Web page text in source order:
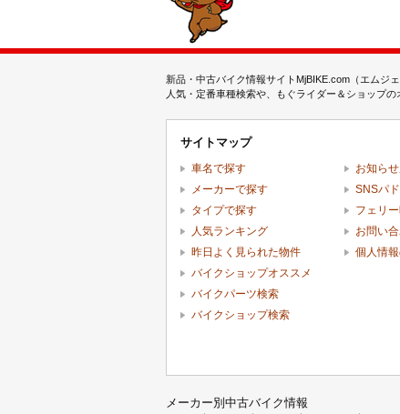
新品・中古バイク情報サイトMjBIKE.com（エムジ
人気・定番車種検索や、もぐライダー＆ショップ
サイトマップ
車名で探す
メーカーで探す
タイプで探す
人気ランキング
昨日よく見られた物件
バイクショップオススメ
バイクパーツ検索
バイクショップ検索
お知ら
SNSパ
フェリ
お問い
個人情
メーカー別中古バイク情報